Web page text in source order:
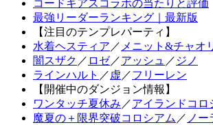
コードギアスコラボの当たりと評価
最強リーダーランキング｜最新版
【注目のテンプレパーティ】
水着ヘスティア ／ メニット&チャオ
闇スザク ／ ロゼ／アッシュ ／ ジノ
ラインハルト ／ 虚 ／フリーレン
【開催中のダンジョン情報】
ワンタッチ夏休み ／アイランドコロ
魔夏の＋限界突破コロシアム ／ ノ